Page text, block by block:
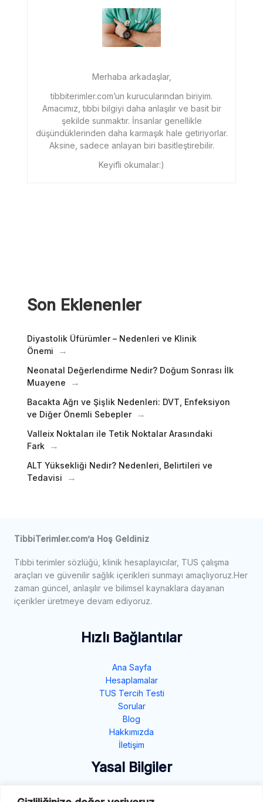
Merhaba arkadaşlar,
tibbiterimler.com’un kurucularından biriyim.
Amacımız, tıbbi bilgiyi daha anlaşılır ve basit bir
şekilde sunmaktır. İnsanlar genellikle
düşündüklerinden daha karmaşık hale getiriyorlar.
Aksine, sadece anlayan biri basitleştirebilir.
Keyifli okumalar:)
Son Eklenenler
Diyastolik Üfürümler – Nedenleri ve Klinik
Önemi
Neonatal Değerlendirme Nedir? Doğum Sonrası İlk
Muayene
Bacakta Ağrı ve Şişlik Nedenleri: DVT, Enfeksiyon
ve Diğer Önemli Sebepler
Valleix Noktaları ile Tetik Noktalar Arasındaki
Fark
ALT Yüksekliği Nedir? Nedenleri, Belirtileri ve
Tedavisi
TibbiTerimler.com’a Hoş Geldiniz
Tıbbi terimler sözlüğü, klinik hesaplayıcılar, TUS çalışma
araçları ve güvenilir sağlık içerikleri sunmayı amaçlıyoruz.Her
zaman güncel, anlaşılır ve bilimsel kaynaklara dayanan
içerikler üretmeye devam ediyoruz.
Hızlı Bağlantılar
Ana Sayfa
Hesaplamalar
TUS Tercih Testi
Sorular
Blog
Hakkımızda
İletişim
Yasal Bilgiler
Gizlilik Politikası